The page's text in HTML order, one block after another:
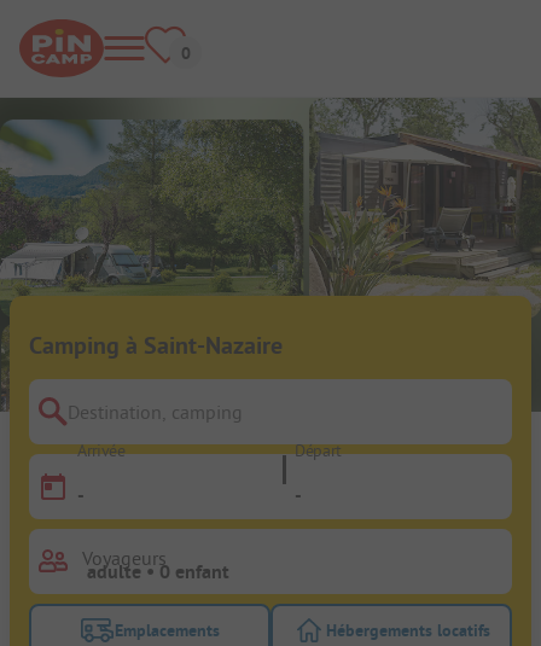
Camping à Saint-Nazaire
Destination, camping
Arrivée
-
Départ
-
Voyageurs
Activez le bouton de filtre emplacements pour
Emplacements Activez le bouton
Hébergements locatifs